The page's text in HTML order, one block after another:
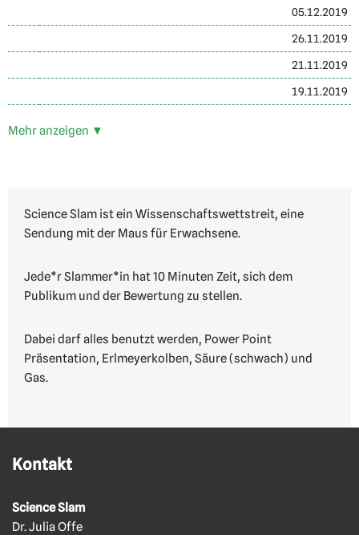
Science Slam ist ein Wissenschaftswettstreit, eine
Sendung mit der Maus für Erwachsene.
Jede*r Slammer*in hat 10 Minuten Zeit, sich dem
Publikum und der Bewertung zu stellen.
Dabei darf alles benutzt werden, Power Point
Präsentation, Erlmeyerkolben, Säure (schwach) und
Gas.
05.12.2019
26.11.2019
21.11.2019
19.11.2019
Mehr anzeigen ▼
Kontakt
Science Slam
Dr. Julia Offe